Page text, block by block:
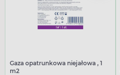
Gaza opatrunkowa niejałowa , 1
m2